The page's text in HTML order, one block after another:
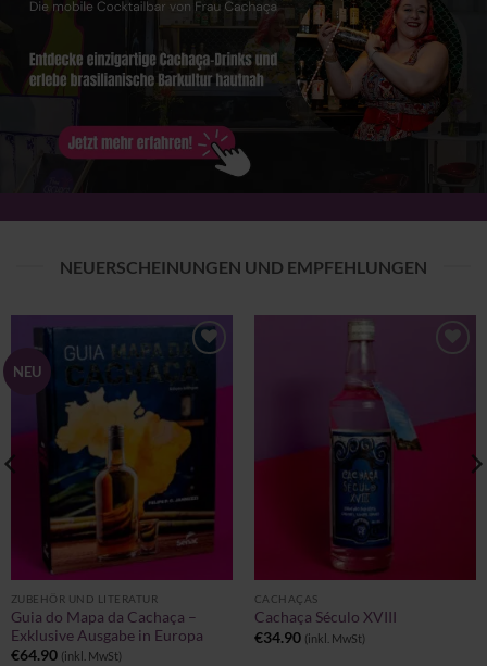
NEUERSCHEINUNGEN UND EMPFEHLUNGEN
NEU
Wunschliste
hinzufügen
ZUBEHÖR UND LITERATUR
Guia do Mapa da Cachaça –
Exklusive Ausgabe in Europa
€64.90 (inkl. MwSt)
CACHAÇAS
Cachaça Século XVIII
€34.90 (inkl. MwSt)